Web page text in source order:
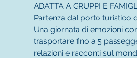
ADATTA A GRUPPI E
Partenza dal porto turistico
Una giornata di emozioni
trasportare fino a 5
relazioni e racconti sul